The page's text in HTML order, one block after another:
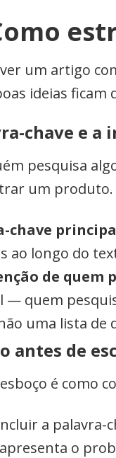
um artigo
ideias ficam
chave e a
pesquisa
um produto.
chave
ao longo do
de quem
— quem
uma lista de
antes de
é como
a palavra-
apresenta o